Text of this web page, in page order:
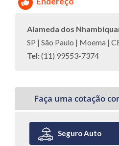
Alameda dos
SP | São Paulo | Moema |
Tel:(11) 99553-7374
Faça uma cotação
Seguro Auto